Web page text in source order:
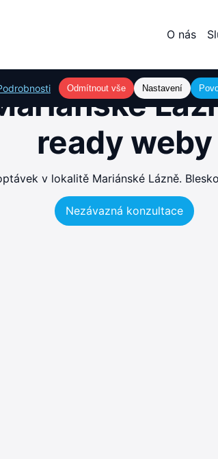
O nás
Odmítnout vše Nastavení
ready weby
v lokalitě Mariánské Lázně.
Nezávazná konzultace